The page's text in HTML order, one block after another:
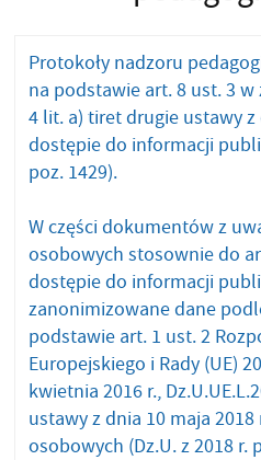
Protokoły nadzoru
na podstawie art. 8 ust. 3
4 lit. a) tiret drugie ustawy z
dostępie do informacji
poz. 1429).
W części dokumentów z
osobowych stosownie do
dostępie do informacji
zanonimizowane dane
podstawie art. 1 ust. 2
Europejskiego i Rady (UE)
kwietnia 2016 r.,
ustawy z dnia 10 maja
osobowych (Dz.U. z 2018 r.